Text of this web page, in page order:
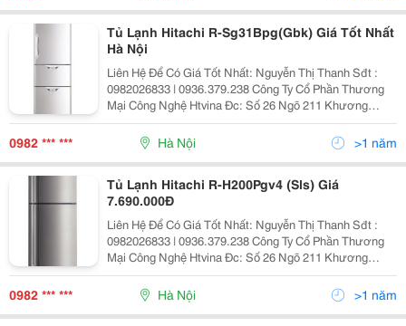
Tủ Lạnh Hitachi R-Sg31Bpg(Gbk) Giá Tốt Nhất
Hà Nội
Liên Hệ Để Có Giá Tốt Nhất: Nguyễn Thị Thanh Sđt :
0982026833 | 0936.379.238 Công Ty Cổ Phần Thương
Mại Công Nghệ Htvina Đc: Số 26 Ngõ 211 Khương
Trung &Ndash; Thanh Xuân &Ndash; Hà Nội Yahoo
:Nguyenthanh6685 Website: Http://Sieuthiht.com
0982 *** *** Hà Nội >1 năm
Tủ Lạnh Hitachi R-H200Pgv4 (Sls) Giá
7.690.000Đ
Liên Hệ Để Có Giá Tốt Nhất: Nguyễn Thị Thanh Sđt :
0982026833 | 0936.379.238 Công Ty Cổ Phần Thương
Mại Công Nghệ Htvina Đc: Số 26 Ngõ 211 Khương
Trung &Ndash; Thanh Xuân &Ndash; Hà Nội Yahoo
:Nguyenthanh6685 Website: Http://Sieuthiht.com
0982 *** *** Hà Nội >1 năm